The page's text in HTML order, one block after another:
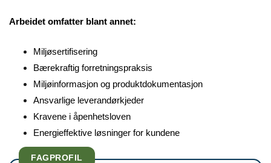
Arbeidet omfatter blant annet:
Miljøsertifisering
Bærekraftig forretningspraksis
Miljøinformasjon og produktdokumentasjon
Ansvarlige leverandørkjeder
Kravene i åpenhetsloven
Energieffektive løsninger for kundene
FAGPROFIL